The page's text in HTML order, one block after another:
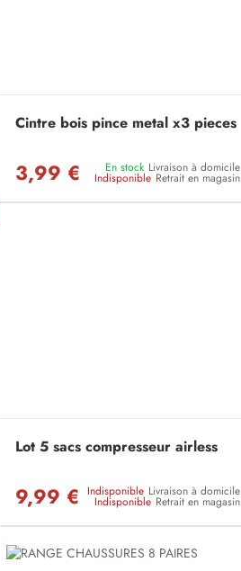
Cintre bois pince metal x3 pieces
3,99 € En stock Livraison à domicile
Indisponible Retrait en magasin
Lot 5 sacs compresseur airless
9,99 € Indisponible Livraison à domicile
Indisponible Retrait en magasin